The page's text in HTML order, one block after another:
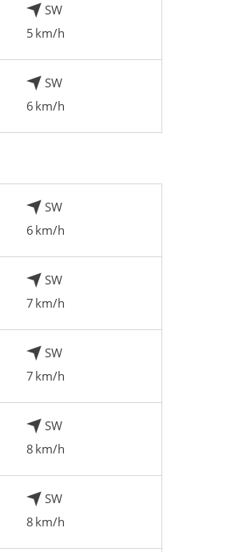
SW
5 km/h
SW
6 km/h
SW
6 km/h
SW
7 km/h
SW
7 km/h
SW
8 km/h
SW
8 km/h